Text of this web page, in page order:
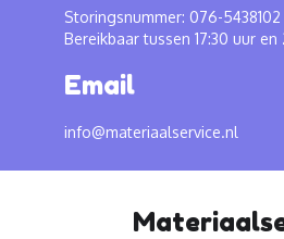
Storingsnummer: 076-5438102
Bereikbaar tussen 17:30 uur en
Email
info@materiaalservice.nl